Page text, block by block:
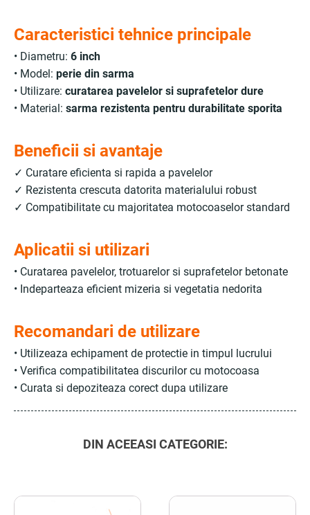
Caracteristici tehnice principale
• Diametru: 6 inch
• Model: perie din sarma
• Utilizare: curatarea pavelelor si suprafetelor dure
• Material: sarma rezistenta pentru durabilitate sporita
Beneficii si avantaje
✓ Curatare eficienta si rapida a pavelelor
✓ Rezistenta crescuta datorita materialului robust
✓ Compatibilitate cu majoritatea motocoaselor standard
Aplicatii si utilizari
• Curatarea pavelelor, trotuarelor si suprafetelor betonate
• Indeparteaza eficient mizeria si vegetatia nedorita
Recomandari de utilizare
• Utilizeaza echipament de protectie in timpul lucrului
• Verifica compatibilitatea discurilor cu motocoasa
• Curata si depoziteaza corect dupa utilizare
DIN ACEEASI CATEGORIE: